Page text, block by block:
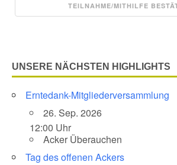
UNSERE NÄCHSTEN HIGHLIGHTS
Erntedank-Mitgliederversammlung
26. Sep. 2026
12:00 Uhr
Acker Überauchen
Tag des offenen Ackers